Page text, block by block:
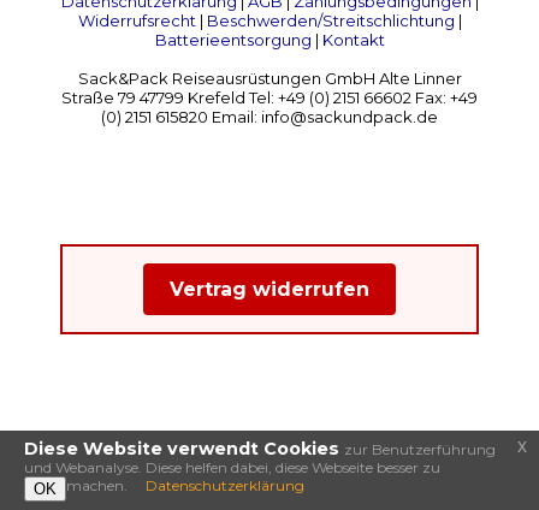
Widerrufsrecht| Beschwerden/Streitschlichtung |
Batterieentsorgung | Kontakt
Sack&Pack Reiseausrüstungen GmbH Alte Linner
Straße 79 47799 Krefeld Tel: +49 (0) 2151 66602 Fax: +49
(0) 2151 615820 Email: info@sackundpack.de
Vertrag widerrufen
Diese Website verwendt Cookies zur Benutzerführung
und Webanalyse. Diese helfen dabei, diese Webseite besser zu
machen.
OK Datenschutzerklärung
x